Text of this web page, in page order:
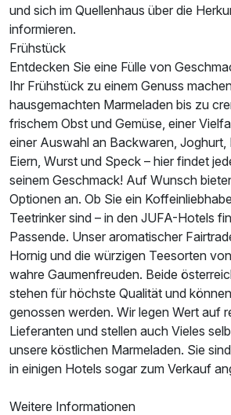
Einzelzimmer
1 Erwachsenen
Ausstattung
Für 3 Tage
Familienzimmer A
2 Erwachsene und 1 Kind
und sich im Quellenhaus über die
informieren.
Frühstück
Entdecken Sie eine Fülle von
Ihr Frühstück zu einem Genuss
hausgemachten Marmeladen bis zu
frischem Obst und Gemüse, einer
einer Auswahl an Backwaren, Joghurt,
Eiern, Wurst und Speck – hier findet
seinem Geschmack! Auf Wunsch
Optionen an. Ob Sie ein
Teetrinker sind – in den JUFA-Hotels
Passende. Unser aromatischer
Hornig und die würzigen Teesorten
wahre Gaumenfreuden. Beide
stehen für höchste Qualität und
genossen werden. Wir legen Wert auf
Lieferanten und stellen auch Vieles
unsere köstlichen Marmeladen. Sie
in einigen Hotels sogar zum Verkauf
Weitere Informationen